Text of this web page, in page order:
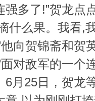
强多了!”贺龙点
什么果。我看,
向贺锦斋和贺
对敌军的一个
6月25日，贺龙